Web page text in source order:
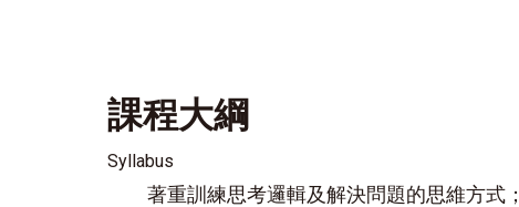
課程大綱
Syllabus
著重訓練思考邏輯及解決問題的思維方式